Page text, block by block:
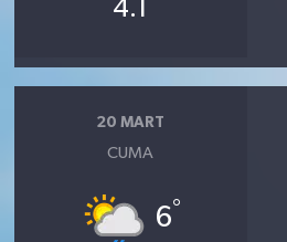
4.1
20 MART
CUMA
6°